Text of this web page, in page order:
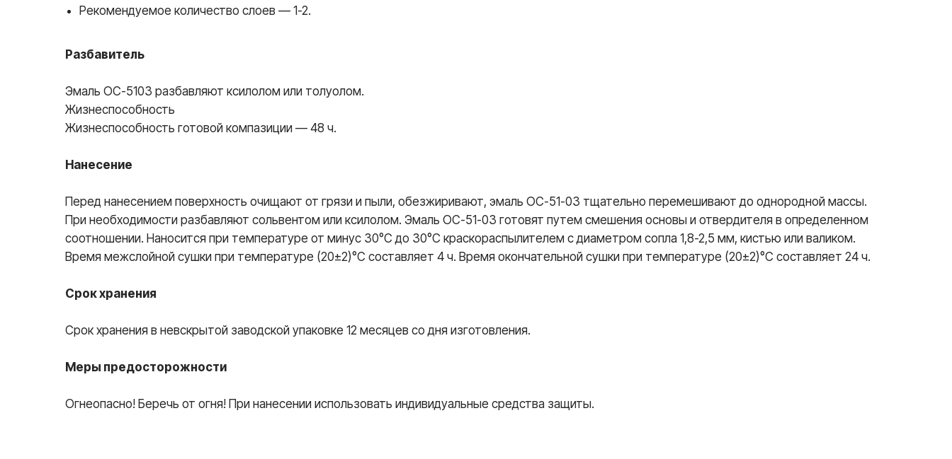
Рекомендуемое количество слоев — 1-2.
Разбавитель
Эмаль ОС-5103 разбавляют ксилолом или толуолом.
Жизнеспособность
Жизнеспособность готовой компазиции — 48 ч.
Нанесение
Перед нанесением поверхность очищают от грязи и пыли, обезжиривают, эмаль ОС-51-03 тщательно перемешивают до однородной массы.
При необходимости разбавляют сольвентом или ксилолом. Эмаль ОС-51-03 готовят путем смешения основы и отвердителя в определенном
соотношении. Наносится при температуре от минус 30°C до 30°C краскораспылителем с диаметром сопла 1,8-2,5 мм, кистью или валиком.
Время межслойной сушки при температуре (20±2)°C составляет 4 ч. Время окончательной сушки при температуре (20±2)°C составляет 24 ч.
Срок хранения
Срок хранения в невскрытой заводской упаковке 12 месяцев со дня изготовления.
Меры предосторожности
Огнеопасно! Беречь от огня! При нанесении использовать индивидуальные средства защиты.